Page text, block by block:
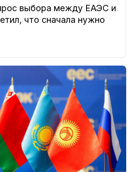
выбора между ЕАЭС и
что сначала нужно